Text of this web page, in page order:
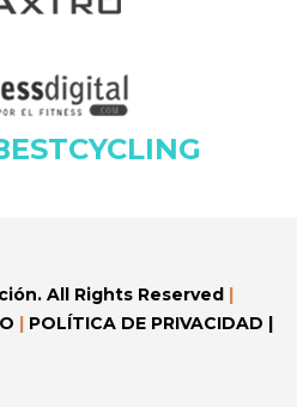
All Rights Reserved |
| POLÍTICA DE PRIVACIDAD |